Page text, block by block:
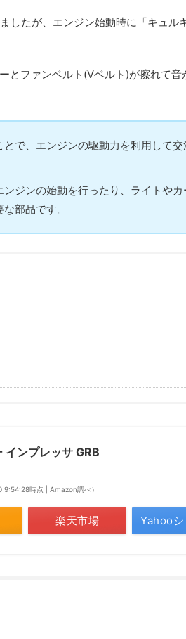
したが、エンジン始動時に「キュル
とファンベルト(Vベルト)が擦れて音
で、エンジンの駆動力を利用して
ジンの始動を行ったり、ライトや
部品です。
インプレッサ GRB
9:54:28時点 | Amazon調べ）
楽天市場 Yahoo